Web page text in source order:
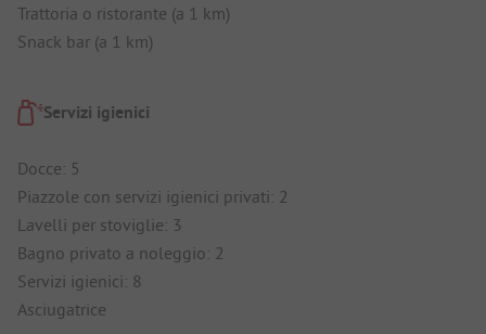
Trattoria o ristorante (a 1 km)
Snack bar (a 1 km)
Servizi igienici
Docce: 5
Piazzole con servizi igienici privati: 2
Lavelli per stoviglie: 3
Bagno privato a noleggio: 2
Servizi igienici: 8
Asciugatrice